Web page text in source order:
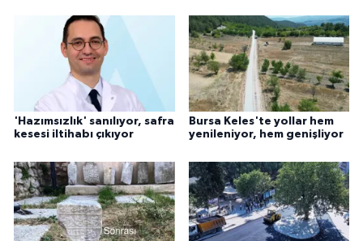
'Hazımsızlık' sanılıyor, safra
kesesi iltihabı çıkıyor
Bursa Keles'te yollar hem
yenileniyor, hem genişliyor